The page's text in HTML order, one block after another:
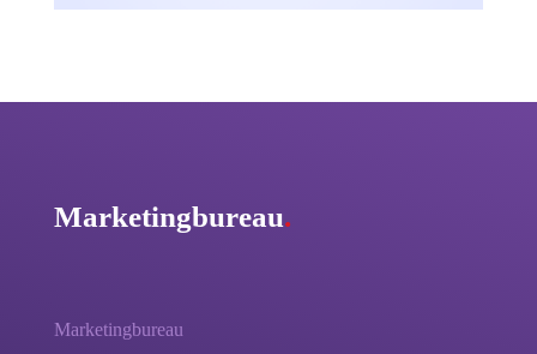
Marketingbureau.
Marketingbureau